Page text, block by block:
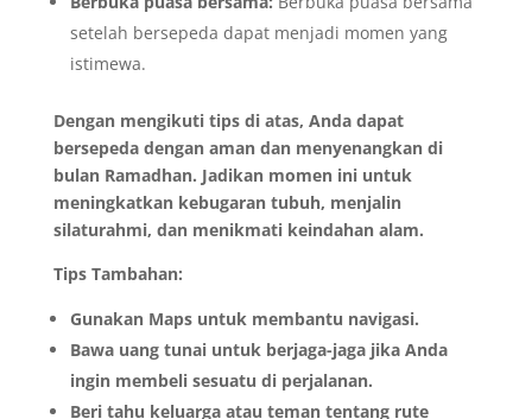
setelah bersepeda dapat menjadi momen yang
istimewa.
Dengan mengikuti tips di atas, Anda dapat
bersepeda dengan aman dan menyenangkan di
bulan Ramadhan. Jadikan momen ini untuk
meningkatkan kebugaran tubuh, menjalin
silaturahmi, dan menikmati keindahan alam.
Tips Tambahan:
Gunakan Maps untuk membantu navigasi.
Bawa uang tunai untuk berjaga-jaga jika Anda
ingin membeli sesuatu di perjalanan.
Beri tahu keluarga atau teman tentang rute